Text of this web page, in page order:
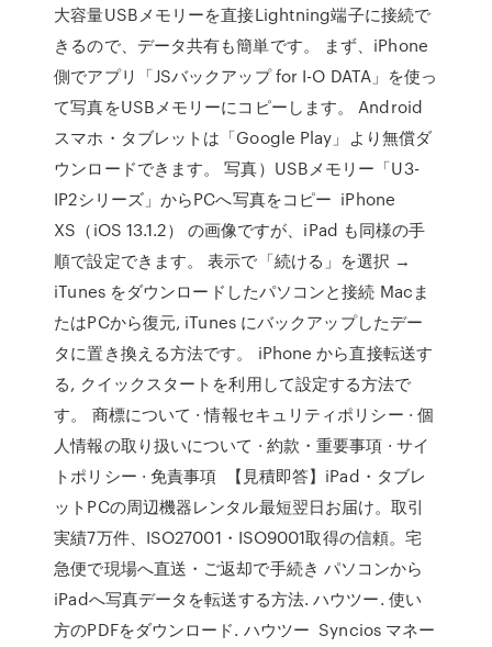
大容量USBメモリーを直接Lightning端子に接続で
きるので、データ共有も簡単です。 まず、iPhone
側でアプリ「JSバックアップ for I-O DATA」を使っ
て写真をUSBメモリーにコピーします。 Android
スマホ・タブレットは「Google Play」より無償ダ
ウンロードできます。 写真）USBメモリー「U3-
IP2シリーズ」からPCへ写真をコピー iPhone
XS（iOS 13.1.2） の画像ですが、iPad も同様の手
順で設定できます。 表示で「続ける」を選択 →
iTunes をダウンロードしたパソコンと接続 Macま
たはPCから復元, iTunes にバックアップしたデー
タに置き換える方法です。 iPhone から直接転送す
る, クイックスタートを利用して設定する方法で
す。 商標について · 情報セキュリティポリシー · 個
人情報の取り扱いについて · 約款・重要事項 · サイ
トポリシー · 免責事項 【見積即答】iPad・タブレ
ットPCの周辺機器レンタル最短翌日お届け。取引
実績7万件、ISO27001・ISO9001取得の信頼。宅
急便で現場へ直送・ご返却で手続き パソコンから
iPadへ写真データを転送する方法. ハウツー. 使い
方のPDFをダウンロード. ハウツー Syncios マネー